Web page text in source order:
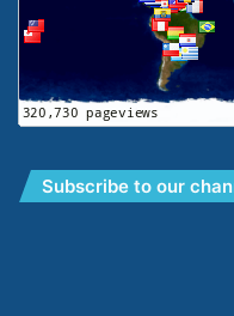
Subscribe to our